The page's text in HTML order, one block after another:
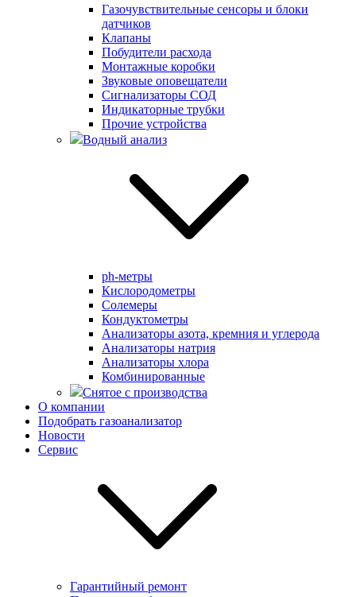
Газочувствительные сенсоры и блоки
датчиков
Клапаны
Побудители расхода
Монтажные коробки
Звуковые оповещатели
Сигнализаторы СОД
Индикаторные трубки
Прочие устройства
Водный анализ
ph-метры
Кислородометры
Солемеры
Кондуктометры
Анализаторы азота, кремния и углерода
Анализаторы натрия
Анализаторы хлора
Комбинированные
Снятое с производства
О компании
Подобрать газоанализатор
Новости
Сервис
Гарантийный ремонт